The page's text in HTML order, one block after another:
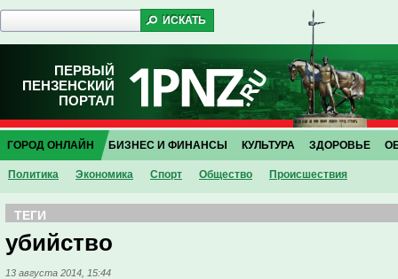
ПЕРВЫЙ
ПЕНЗЕНСКИЙ
ПОРТАЛ
ГОРОД ОНЛАЙН
Политика Экономика Спорт Общество Проиcшествия
БИЗНЕС И ФИНАНСЫ КУЛЬТУРА ЗДОРОВЬЕ
ТЕГИ
убийство
13 августа 2014, 15:44